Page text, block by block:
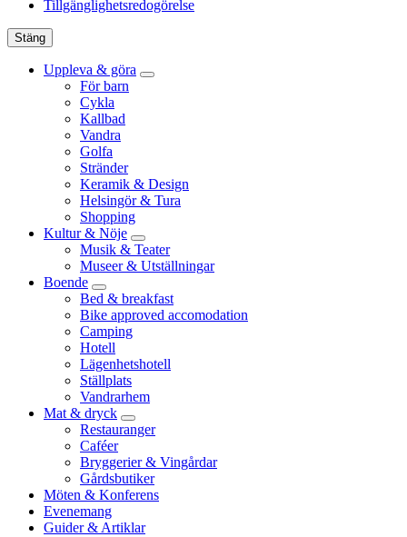
Tillgänglighetsredogörelse
Stäng
Uppleva & göra
För barn
Cykla
Kallbad
Vandra
Golfa
Stränder
Keramik & Design
Helsingör & Tura
Shopping
Kultur & Nöje
Musik & Teater
Museer & Utställningar
Boende
Bed & breakfast
Bike approved accomodation
Camping
Hotell
Lägenhetshotell
Ställplats
Vandrarhem
Mat & dryck
Restauranger
Caféer
Bryggerier & Vingårdar
Gårdsbutiker
Möten & Konferens
Evenemang
Guider & Artiklar